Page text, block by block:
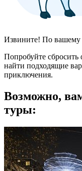
Извините! По вашему
Попробуйте
найти подходящие
приключения.
Возможно,
туры: